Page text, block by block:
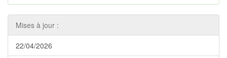
Mises à jour :
22/04/2026